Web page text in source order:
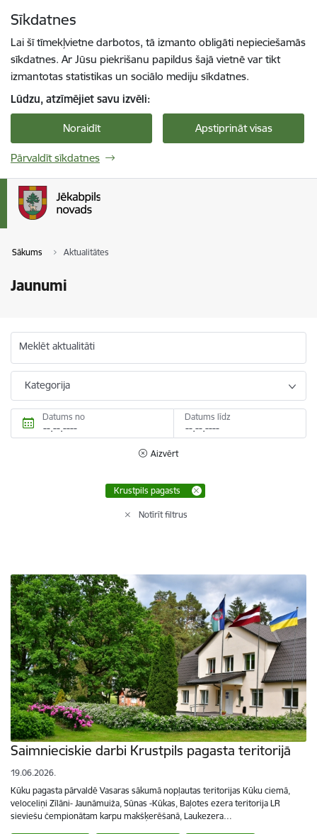
Sīkdatnes
Lai šī tīmekļvietne darbotos, tā izmanto obligāti nepieciešamās
sīkdatnes. Ar Jūsu piekrišanu papildus šajā vietnē var tikt
izmantotas statistikas un sociālo mediju sīkdatnes.
Lūdzu, atzīmējiet savu izvēli:
Noraidīt Apstiprināt visas
Pārvaldīt sīkdatnes
Sākums Aktualitātes
Jaunumi
Meklēt aktualitāti
Kategorija
Datums no Datums līdz
Aizvērt
Krustpils pagasts
Notīrīt filtrus
Saimnieciskie darbi Krustpils pagasta teritorijā
19.06.2026.
Kūku pagasta pārvaldē Vasaras sākumā nopļautas teritorijas Kūku ciemā,
veloceliņi Zīlāni- Jaunāmuiža, Sūnas -Kūkas, Baļotes ezera teritorija LR
sieviešu čempionātam karpu makšķerēšanā, Laukezera…